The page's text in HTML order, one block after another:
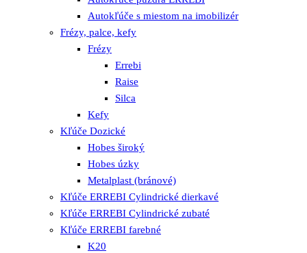
Autokľúče s miestom na imobilizér
Frézy, palce, kefy
Frézy
Errebi
Raise
Silca
Kefy
Kľúče Dozické
Hobes široký
Hobes úzky
Metalplast (bránové)
Kľúče ERREBI Cylindrické dierkavé
Kľúče ERREBI Cylindrické zubaté
Kľúče ERREBI farebné
K20